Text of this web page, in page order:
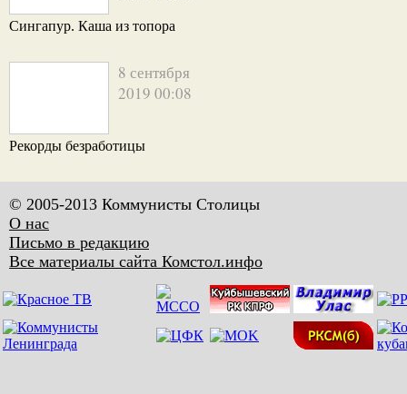
Сингапур. Каша из топора
8 сентября
2019 00:08
Рекорды безработицы
© 2005-2013 Коммунисты Столицы
О нас
Письмо в редакцию
Все материалы сайта Комстол.инфо